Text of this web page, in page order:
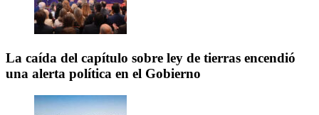
La caída del capítulo sobre ley de tierras encendió
una alerta política en el Gobierno